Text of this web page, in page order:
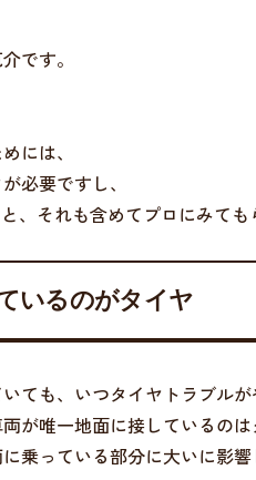
です。
には、
必要ですし、
、それも含めてプロにみても
いるのがタイヤ
ても、いつタイヤトラブルが
が唯一地面に接しているのは
乗っている部分に大いに影響